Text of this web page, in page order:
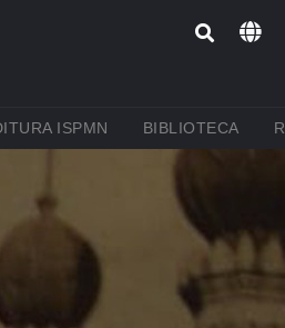
ISPMN (CURRENT)
BIBLIOTECA